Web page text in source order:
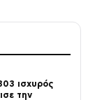
ισχυρός
την